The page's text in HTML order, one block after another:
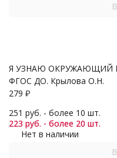
Я УЗНАЮ ОКРУЖАЮЩИЙ
ФГОС ДО. Крылова О.Н.
279 ₽
251 руб. - более 10 шт.
223 руб. - более 20 шт.
Нет в наличии